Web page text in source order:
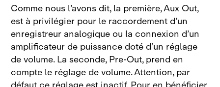
Comme nous l’avons dit, la première, Aux Out,
est à privilégier pour le raccordement d’un
enregistreur analogique ou la connexion d’un
amplificateur de puissance doté d’un réglage
de volume. La seconde, Pre‑Out, prend en
compte le réglage de volume. Attention, par